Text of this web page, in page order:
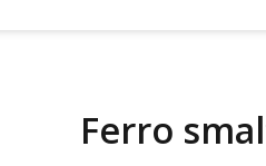
Ferro